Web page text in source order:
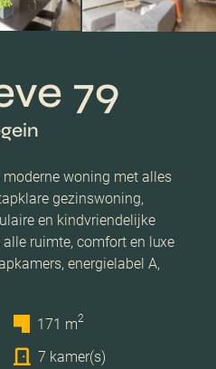
79
moderne woning met alles
gezinswoning,
en kindvriendelijke
ruimte, comfort en luxe
energielabel A,
171 m2
7 kamer(s)